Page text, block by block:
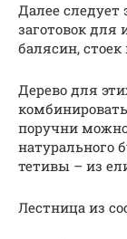
Далее следует
заготовок для
балясин, стоек
Дерево для
поручни можно
натурального
тетивы – из
Лестница из